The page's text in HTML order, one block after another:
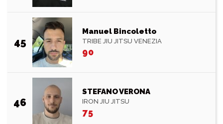
45
Manuel Bincoletto
TRIBE JIU JITSU VENEZIA
90
46
STEFANO VERONA
IRON JIU JITSU
75